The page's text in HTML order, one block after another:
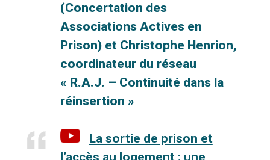
(Concertation des
Associations Actives en
Prison) et Christophe Henrion,
coordinateur du réseau
« R.A.J. – Continuité dans la
réinsertion »
La sortie de prison et
l’accès au logement : une